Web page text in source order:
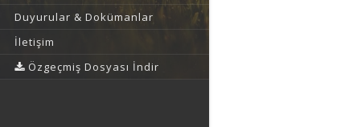
Duyurular & Dokümanlar
İletişim
Özgeçmiş Dosyası İndir